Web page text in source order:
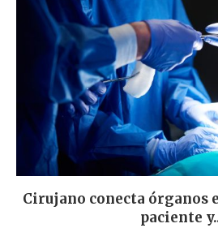
Cirujano conecta órganos
paciente